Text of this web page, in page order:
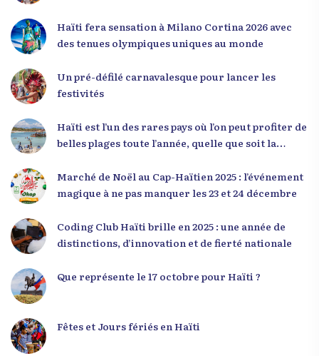
pouvons pas résoudre un problème avec la
mentalité qui l’a créé. » Il a encouragé la jeunesse
sur la discipline, l’excellence et la responsabilité.
Le révérend a également rappelé que la jeunesse
du pays, et qu’un engagement structuré de
seulement 4 % d’entre eux pourrait modifier
seconde intervention, « Jenès la ak responsablite l
», a souligné le lien indissociable entre potentiel et
responsabilité. Le Dr Volcy a invité les jeunes à
devenir des acteurs de transformation dans leurs
communautés, à investir dans leur formation et à
développer un leadership intègre. Appel à un
Haïti fera sensation à Milano Cortina 2026 avec
des tenues olympiques uniques au monde
Un pré-défilé carnavalesque pour lancer les
festivités
Haïti est l’un des rares pays où l’on peut profiter de
belles plages toute l’année, quelle que soit la
Marché de Noël au Cap-Haïtien 2025 : l’événement
magique à ne pas manquer les 23 et 24 décembre
Coding Club Haïti brille en 2025 : une année de
distinctions, d’innovation et de fierté nationale
Que représente le 17 octobre pour Haïti ?
Fêtes et Jours fériés en Haïti